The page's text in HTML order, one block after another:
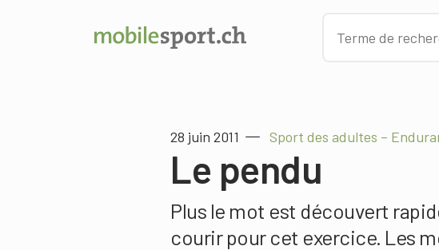
28 juin 2011 Sport des adultes –
Le pendu
Plus le mot est découvert
courir pour cet exercice. Les